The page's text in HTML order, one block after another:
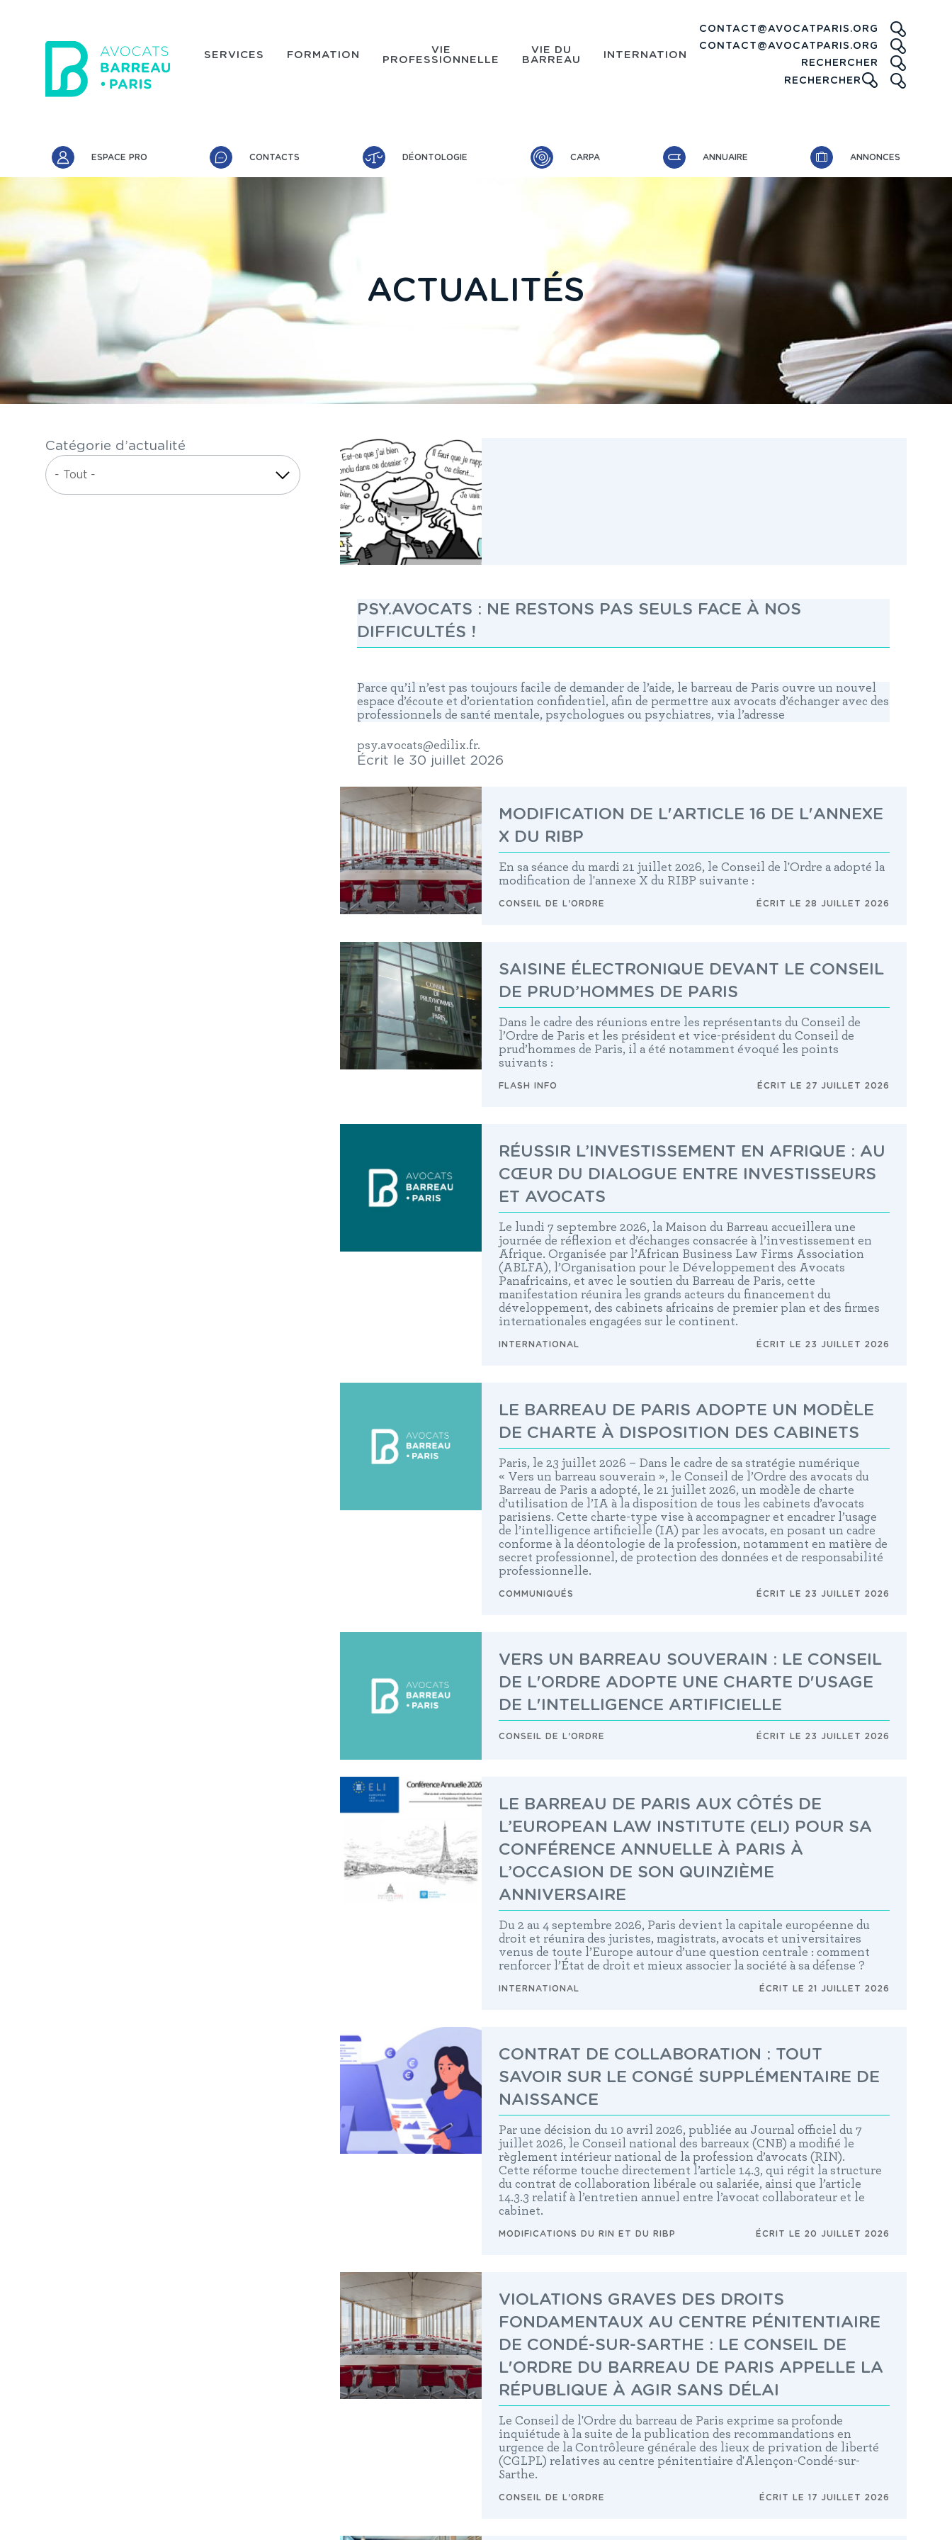
SERVICES FORMATION
VIE
PROFESSIONNELLE
VIE DU
BARREAU
INTERNATIONAL
CONTACT@AVOCATPARIS.ORG
CONTACT@AVOCATPARIS.ORG
RECHERCHER
RECHERCHER ICONE
Accès rapide
ESPACE PRO CONTACTS DÉONTOLOGIE CARPA ANNUAIRE ANNONCES
ACTUALITÉS
Catégorie d’actualité
PSY.AVOCATS : NE RESTONS PAS SEULS FACE À NOS
DIFFICULTÉS !
Parce qu’il n’est pas toujours facile de demander de l’aide, le barreau de Paris ouvre un nouvel
espace d’écoute et d’orientation confidentiel, afin de permettre aux avocats d’échanger avec des
professionnels de santé mentale, psychologues ou psychiatres, via l’adresse
psy.avocats@edilix.fr.
Écrit le 30 juillet 2026
MODIFICATION DE L'ARTICLE 16 DE L'ANNEXE
X DU RIBP
En sa séance du mardi 21 juillet 2026, le Conseil de l'Ordre a adopté la
modification de l'annexe X du RIBP suivante :
CONSEIL DE L'ORDRE ÉCRIT LE 28 JUILLET 2026
SAISINE ÉLECTRONIQUE DEVANT LE CONSEIL
DE PRUD’HOMMES DE PARIS
Dans le cadre des réunions entre les représentants du Conseil de
l’Ordre de Paris et les président et vice-président du Conseil de
prud’hommes de Paris, il a été notamment évoqué les points
suivants :
FLASH INFO ÉCRIT LE 27 JUILLET 2026
RÉUSSIR L’INVESTISSEMENT EN AFRIQUE : AU
CŒUR DU DIALOGUE ENTRE INVESTISSEURS
ET AVOCATS
Le lundi 7 septembre 2026, la Maison du Barreau accueillera une
journée de réflexion et d’échanges consacrée à l’investissement en
Afrique. Organisée par l’African Business Law Firms Association
(ABLFA), l’Organisation pour le Développement des Avocats
Panafricains, et avec le soutien du Barreau de Paris, cette
manifestation réunira les grands acteurs du financement du
développement, des cabinets africains de premier plan et des firmes
internationales engagées sur le continent.
INTERNATIONAL ÉCRIT LE 23 JUILLET 2026
LE BARREAU DE PARIS ADOPTE UN MODÈLE
DE CHARTE À DISPOSITION DES CABINETS
Paris, le 23 juillet 2026 – Dans le cadre de sa stratégie numérique
« Vers un barreau souverain », le Conseil de l’Ordre des avocats du
Barreau de Paris a adopté, le 21 juillet 2026, un modèle de charte
d’utilisation de l’IA à la disposition de tous les cabinets d’avocats
parisiens. Cette charte-type vise à accompagner et encadrer l’usage
de l’intelligence artificielle (IA) par les avocats, en posant un cadre
conforme à la déontologie de la profession, notamment en matière de
secret professionnel, de protection des données et de responsabilité
professionnelle.
COMMUNIQUÉS ÉCRIT LE 23 JUILLET 2026
VERS UN BARREAU SOUVERAIN : LE CONSEIL
DE L'ORDRE ADOPTE UNE CHARTE D'USAGE
DE L'INTELLIGENCE ARTIFICIELLE
CONSEIL DE L'ORDRE ÉCRIT LE 23 JUILLET 2026
LE BARREAU DE PARIS AUX CÔTÉS DE
L’EUROPEAN LAW INSTITUTE (ELI) POUR SA
CONFÉRENCE ANNUELLE À PARIS À
L’OCCASION DE SON QUINZIÈME
ANNIVERSAIRE
Du 2 au 4 septembre 2026, Paris devient la capitale européenne du
droit et réunira des juristes, magistrats, avocats et universitaires
venus de toute l’Europe autour d’une question centrale : comment
renforcer l’État de droit et mieux associer la société à sa défense ?
INTERNATIONAL ÉCRIT LE 21 JUILLET 2026
CONTRAT DE COLLABORATION : TOUT
SAVOIR SUR LE CONGÉ SUPPLÉMENTAIRE DE
NAISSANCE
Par une décision du 10 avril 2026, publiée au Journal officiel du 7
juillet 2026, le Conseil national des barreaux (CNB) a modifié le
règlement intérieur national de la profession d’avocats (RIN).
Cette réforme touche directement l’article 14.3, qui régit la structure
du contrat de collaboration libérale ou salariée, ainsi que l’article
14.3.3 relatif à l’entretien annuel entre l’avocat collaborateur et le
cabinet.
MODIFICATIONS DU RIN ET DU RIBP ÉCRIT LE 20 JUILLET 2026
VIOLATIONS GRAVES DES DROITS
FONDAMENTAUX AU CENTRE PÉNITENTIAIRE
DE CONDÉ-SUR-SARTHE : LE CONSEIL DE
L'ORDRE DU BARREAU DE PARIS APPELLE LA
RÉPUBLIQUE À AGIR SANS DÉLAI
Le Conseil de l'Ordre du barreau de Paris exprime sa profonde
inquiétude à la suite de la publication des recommandations en
urgence de la Contrôleure générale des lieux de privation de liberté
(CGLPL) relatives au centre pénitentiaire d'Alençon-Condé-sur-
Sarthe.
CONSEIL DE L'ORDRE ÉCRIT LE 17 JUILLET 2026